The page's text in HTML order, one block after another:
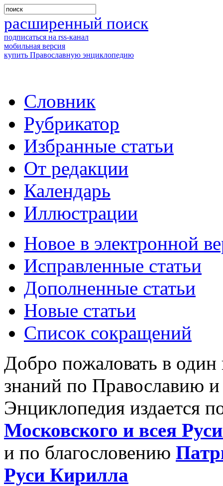
расширенный поиск
подписаться на rss-канал
мобильная версия
купить Православную энциклопедию
Словник
Рубрикатор
Избранные статьи
От редакции
Календарь
Иллюстрации
Новое в электронной
Исправленные статьи
Дополненные статьи
Новые статьи
Список сокращений
Добро пожаловать в
знаний по Православию
Энциклопедия издается
Московского и всея
и по благословению
Руси Кирилла